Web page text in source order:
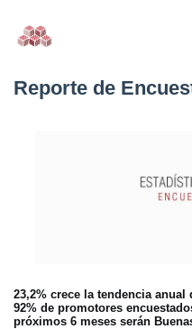
Reporte de
23,2% crece la tendencia anual
92% de promotores
próximos 6 meses serán